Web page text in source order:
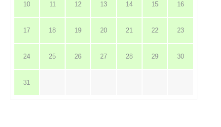
10 11 12 13 14 15 16
17 18 19 20 21 22 23
24 25 26 27 28 29 30
31